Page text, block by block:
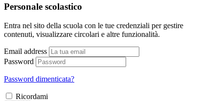
Personale scolastico
Entra nel sito della scuola con le tue credenziali per gestire
contenuti, visualizzare circolari e altre funzionalità.
Email address
Password
Password dimenticata?
Ricordami